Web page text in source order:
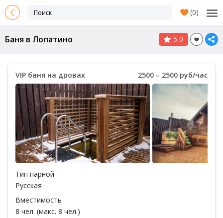
(0)
Баня в Лопатино 5,0
VIP баня на дровах 2500 – 2500 руб/час
Тип парной
Русская
Вместимость
8 чел. (макс. 8 чел.)